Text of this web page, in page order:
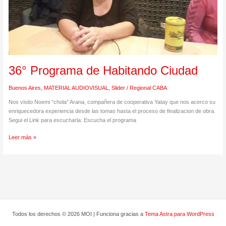
36° Programa de Habitando Ciudad
Buenos Aires MATERIAL AUDIOVISUAL Slider/ Regional CABA
Nos visito Noemi “chola” Arana, compañera de cooperativa Yatay que nos acerco su
enriquecedora experiencia desde las tomas hasta el proceso de finalizacion de obra.
Segui el Link para escucharla: Escucha el programa
Leer más »
Todos los derechos © 2026 MOI | Funciona gracias a Tema Astra para WordPress